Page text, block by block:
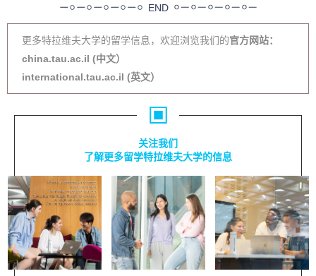
END
更多特拉维夫大学的留学信息，欢迎浏览我们的官方网站：
china.tau.ac.il (中文）
international.tau.ac.il (英文）
关注我们
了解更多留学特拉维夫大学的信息